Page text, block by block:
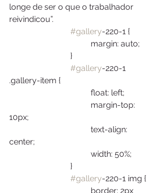
longe de ser o que o trabalhador
reivindicou”.
#gallery-220-1 {
				margin: auto;
			}
#gallery-220-1
.gallery-item {
				float: left;
10px;
center;
				width: 50%;
			}
#gallery-220-1 img {